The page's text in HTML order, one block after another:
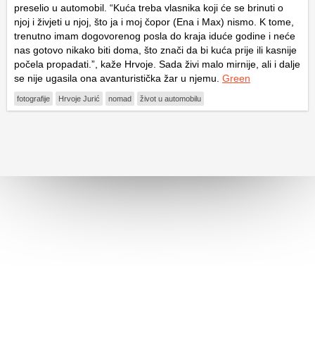
preselio u automobil. “Kuća treba vlasnika koji će se brinuti o
njoj i živjeti u njoj, što ja i moj čopor (Ena i Max) nismo. K tome,
trenutno imam dogovorenog posla do kraja iduće godine i neće
nas gotovo nikako biti doma, što znači da bi kuća prije ili kasnije
počela propadati.”, kaže Hrvoje. Sada živi malo mirnije, ali i dalje
se nije ugasila ona avanturistička žar u njemu. Green
fotografije Hrvoje Jurić nomad život u automobilu